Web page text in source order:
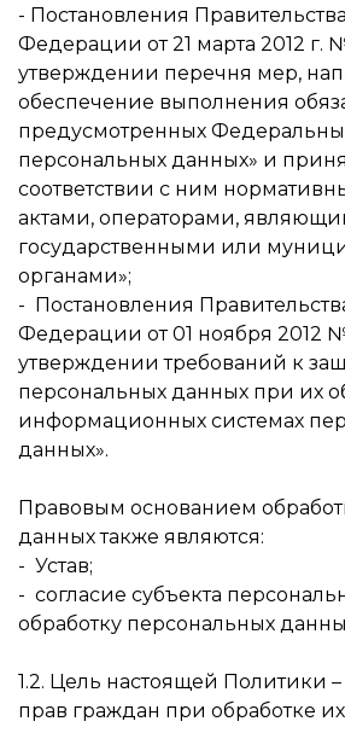
- Постановления
Федерации от 21 марта 2012 г.
утверждении перечня мер,
обеспечение выполнения
предусмотренных
персональных данных» и
соответствии с ним
актами, операторами,
государственными или
органами»;
- Постановления
Федерации от 01 ноября 2012 №
утверждении требований к
персональных данных при их
информационных системах
данных».
Правовым основанием
данных также являются:
- Устав;
- согласие субъекта
обработку персональных
1.2. Цель настоящей Политики
прав граждан при обработке